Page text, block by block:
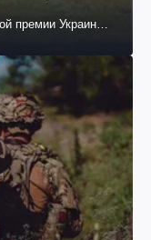
премии Украины